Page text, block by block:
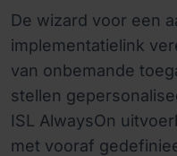
De wizard voor een
implementatielink
van onbemande
stellen
ISL AlwaysOn
met vooraf